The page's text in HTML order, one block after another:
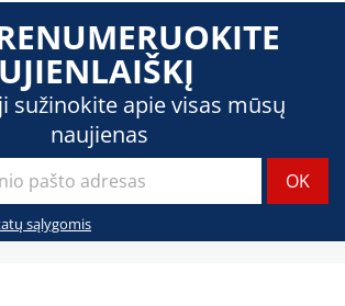
sužinokite apie visas mūsų
naujienas
sąlygomis